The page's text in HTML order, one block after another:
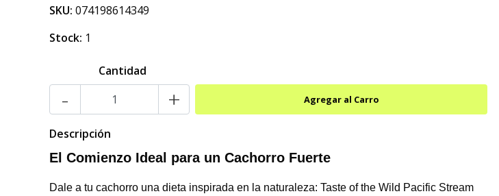
SKU: 074198614349
Stock: 1
Cantidad
- +
Descripción
El Comienzo Ideal para un Cachorro Fuerte
Dale a tu cachorro una dieta inspirada en la naturaleza: Taste of the Wild Pacific Stream